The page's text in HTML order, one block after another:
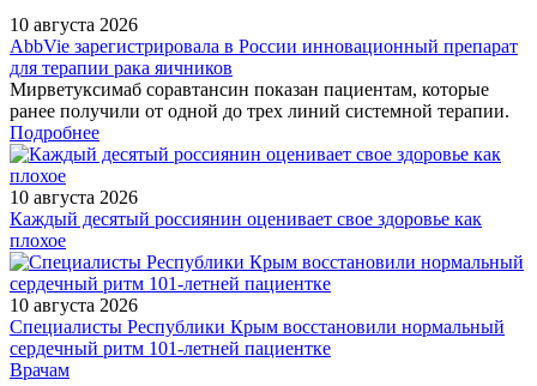
10 августа 2026
AbbVie зарегистрировала в России инновационный препарат
для терапии рака яичников
Мирветуксимаб соравтансин показан пациентам, которые
ранее получили от одной до трех линий системной терапии.
Подробнее
10 августа 2026
Каждый десятый россиянин оценивает свое здоровье как
плохое
10 августа 2026
Специалисты Республики Крым восстановили нормальный
сердечный ритм 101-летней пациентке
/doctor/gastroenterology/primenenie-enterosorbtsionnoy-terapii-
Врачам